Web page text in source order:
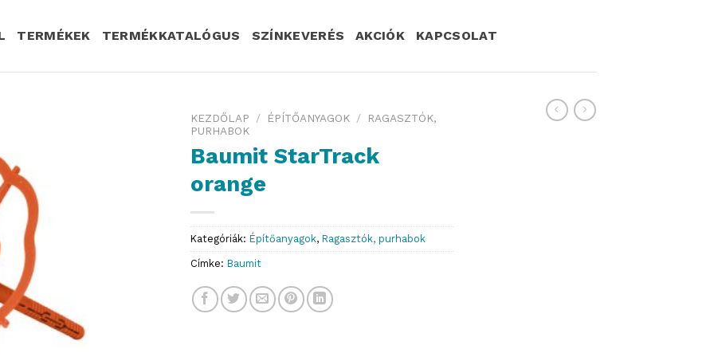
TERMÉKEK TERMÉKKATALÓGUS SZÍNKEVERÉS AKCIÓK KAPCSOLAT
KEZDŐLAP / ÉPÍTŐANYAGOK /
RAGASZTÓK,
PURHABOK
Baumit StarTrack
orange
Kategóriák: Építőanyagok, Ragasztók, purhabok
Címke: Baumit